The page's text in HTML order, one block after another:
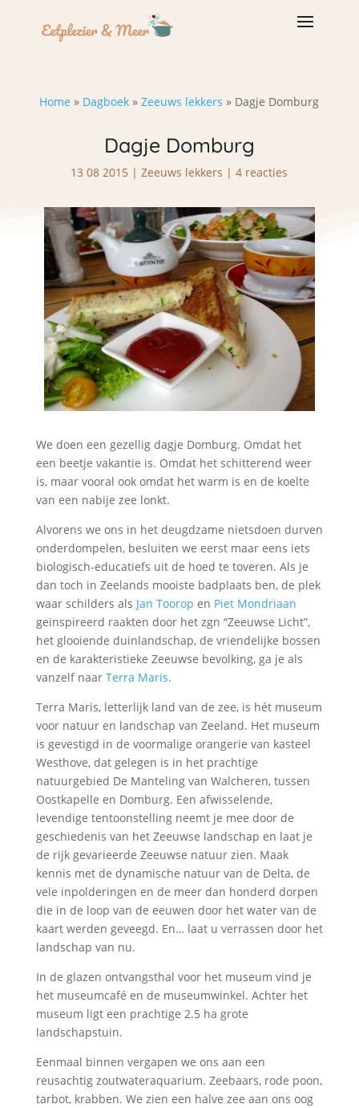
Home » Dagboek »Zeeuws lekkers » Dagje Domburg
Dagje Domburg
13 08 2015 |Zeeuws lekkers |4 reacties
We doen een gezellig dagje Domburg. Omdat het
een beetje vakantie is. Omdat het schitterend weer
is, maar vooral ook omdat het warm is en de koelte
van een nabije zee lonkt.
Alvorens we ons in het deugdzame nietsdoen durven
onderdompelen, besluiten we eerst maar eens iets
biologisch-educatiefs uit de hoed te toveren. Als je
dan toch in Zeelands mooiste badplaats ben, de plek
waar schilders als Jan Toorop en Piet Mondriaan
geïnspireerd raakten door het zgn “Zeeuwse Licht”,
het glooiende duinlandschap, de vriendelijke bossen
en de karakteristieke Zeeuwse bevolking, ga je als
vanzelf naar Terra Maris.
Terra Maris, letterlijk land van de zee, is hét museum
voor natuur en landschap van Zeeland. Het museum
is gevestigd in de voormalige orangerie van kasteel
Westhove, dat gelegen is in het prachtige
natuurgebied De Manteling van Walcheren, tussen
Oostkapelle en Domburg. Een afwisselende,
levendige tentoonstelling neemt je mee door de
geschiedenis van het Zeeuwse landschap en laat je
de rijk gevarieerde Zeeuwse natuur zien. Maak
kennis met de dynamische natuur van de Delta, de
vele inpolderingen en de meer dan honderd dorpen
die in de loop van de eeuwen door het water van de
kaart werden geveegd. En… laat u verrassen door het
landschap van nu.
In de glazen ontvangsthal voor het museum vind je
het museumcafé en de museumwinkel. Achter het
museum ligt een prachtige 2.5 ha grote
landschapstuin.
Eenmaal binnen vergapen we ons aan een
reusachtig zoutwateraquarium. Zeebaars, rode poon,
tarbot, krabben. We zien een halve zee aan ons oog